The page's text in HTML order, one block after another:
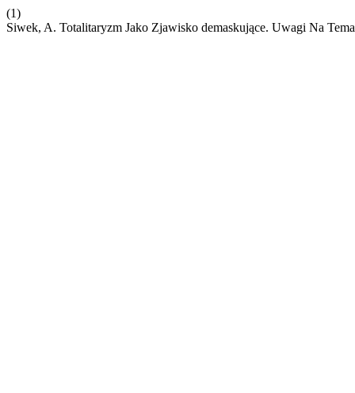
(1)
Siwek, A. Totalitaryzm Jako Zjawisko demaskujące. Uwagi Na